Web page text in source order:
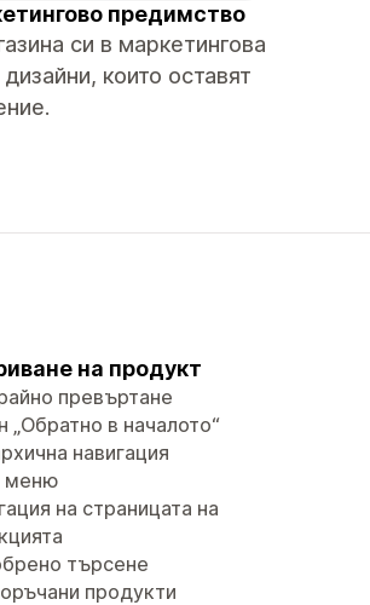
предимство
си в маркетингова
които оставят
на продукт
превъртане
„Обратно в началото“
навигация
меню
на страницата на
търсене
продукти